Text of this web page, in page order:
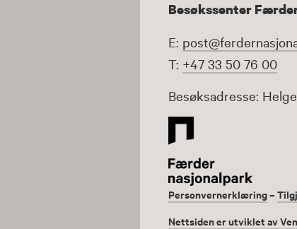
Besøkssenter
E:
T: +47 33 50 76 00
Besøksadresse:
Personvernerklæring–
Nettsiden er utviklet av